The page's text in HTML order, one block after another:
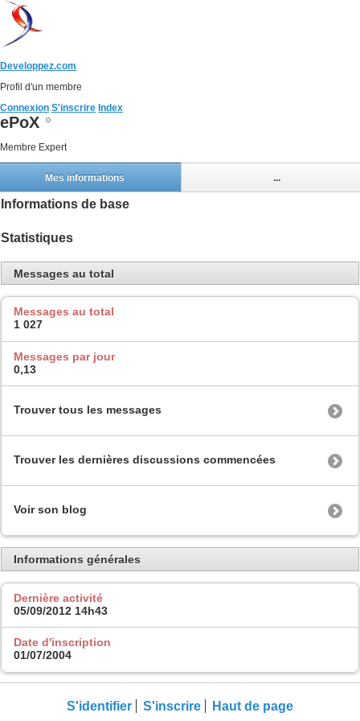
Developpez.com
Profil d'un membre
Connexion S'inscrire Index
ePoX
Membre Expert
Mes informations ...
Informations de base
Statistiques
Messages au total
Messages au total
1 027
Messages par jour
0,13
Trouver tous les messages
Trouver les dernières discussions commencées
Voir son blog
Informations générales
Dernière activité
05/09/2012 14h43
Date d'inscription
01/07/2004
S'identifier S'inscrire Haut de page